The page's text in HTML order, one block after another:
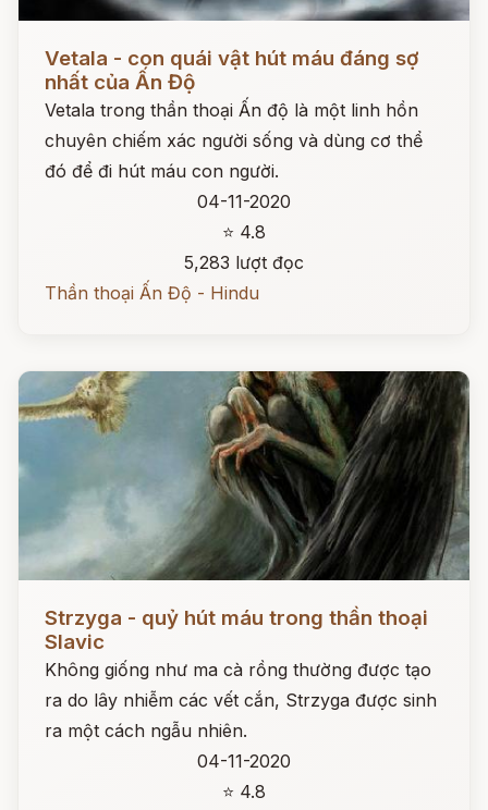
Vetala - con quái vật hút máu đáng sợ
nhất của Ấn Độ
Vetala trong thần thoại Ấn độ là một linh hồn
chuyên chiếm xác người sống và dùng cơ thể
đó để đi hút máu con người.
04-11-2020
⭐ 4.8
5,283 lượt đọc
Thần thoại Ấn Độ - Hindu
Strzyga - quỷ hút máu trong thần thoại
Slavic
Không giống như ma cà rồng thường được tạo
ra do lây nhiễm các vết cắn, Strzyga được sinh
ra một cách ngẫu nhiên.
04-11-2020
⭐ 4.8